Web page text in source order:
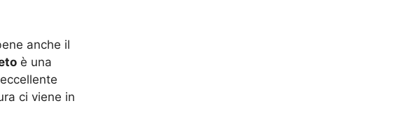
anche il
è una
ci viene in